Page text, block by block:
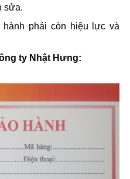
sửa.
phải còn hiệu lực và
ty Nhật Hưng: